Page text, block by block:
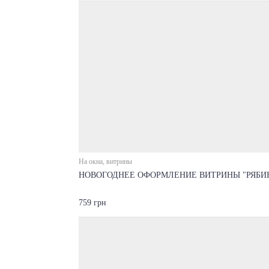
На окна, витрины
НОВОГОДНЕЕ ОФОРМЛЕНИЕ ВИТРИНЫ
759 грн